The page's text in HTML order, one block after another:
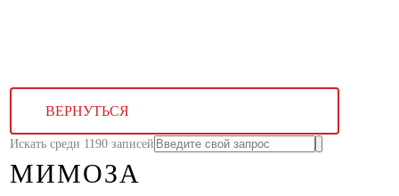
ВЕРНУТЬСЯ
Искать среди 1190 записей
МИМОЗА